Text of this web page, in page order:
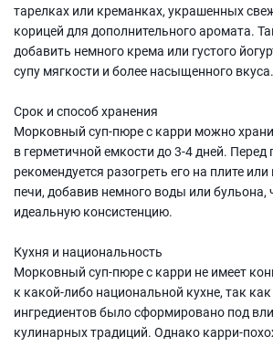
тарелках или креманках, украшенных
корицей для дополнительного аромата.
добавить немного крема или густого
супу мягкости и более насыщенного вкуса.
Срок и способ хранения
Морковный суп-пюре с карри можно
в герметичной емкости до 3-4 дней. Перед
рекомендуется разогреть его на плите
печи, добавив немного воды или бульона,
идеальную консистенцию.
Кухня и национальность
Морковный суп-пюре с карри не имеет
к какой-либо национальной кухне, так
ингредиентов было сформировано под
кулинарных традиций. Однако карри-